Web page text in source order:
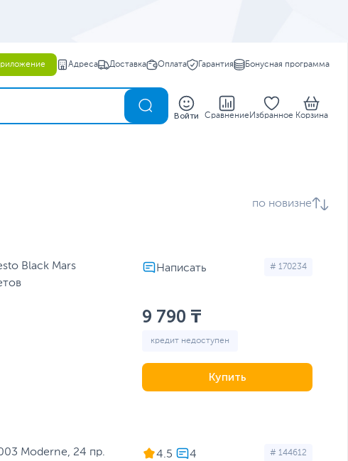
Адреса Доставка Оплата Гарантия Бонусная программа
Войти Сравнение Избранное Корзина
по новизне
Black Mars
# 170234
9 790 ₸
кредит недоступен
Купить
Moderne, 24 пр. 4.5 # 144612